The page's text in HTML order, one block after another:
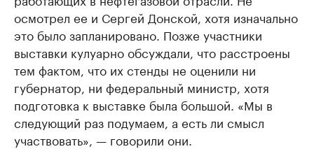
осмотрел ее и Сергей Донской, хотя изначально
это было запланировано. Позже участники
выставки кулуарно обсуждали, что расстроены
тем фактом, что их стенды не оценили ни
губернатор, ни федеральный министр, хотя
подготовка к выставке была большой. «Мы в
следующий раз подумаем, а есть ли смысл
участвовать», — говорили они.